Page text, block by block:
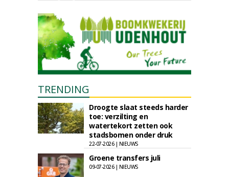
TRENDING
Droogte slaat steeds harder
toe: verzilting en
watertekort zetten ook
stadsbomen onder druk
22-07-2026 | NIEUWS
Groene transfers juli
09-07-2026 | NIEUWS